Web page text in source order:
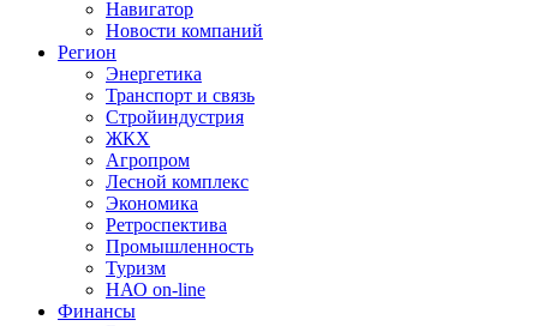
Навигатор
Новости компаний
Регион
Энергетика
Транспорт и связь
Стройиндустрия
ЖКХ
Агропром
Лесной комплекс
Экономика
Ретроспектива
Промышленность
Туризм
НАО on-line
Финансы